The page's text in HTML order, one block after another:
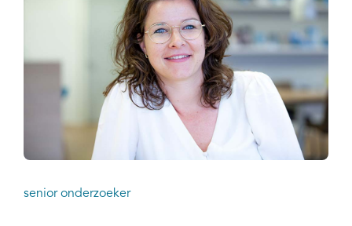
senior onderzoeker